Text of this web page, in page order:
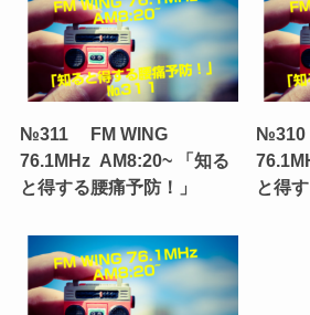
№311 FM WING
76.1MHz AM8:20~ 「知る
と得する腰痛予防！」
№310
と得